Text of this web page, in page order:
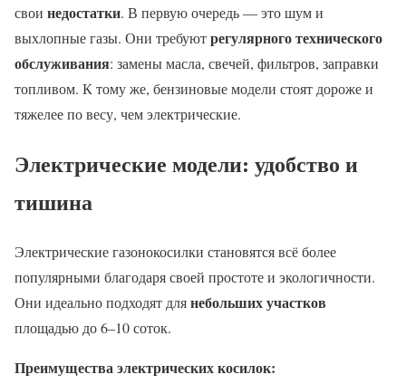
свои недостатки. В первую очередь — это шум и
выхлопные газы. Они требуютрегулярного технического
обслуживания: замены масла, свечей, фильтров, заправки
топливом. К тому же, бензиновые модели стоят дороже и
тяжелее по весу, чем электрические.
Электрические модели: удобство и
тишина
Электрические газонокосилки становятся всё более
популярными благодаря своей простоте и экологичности.
Они идеально подходят длянебольших участков
площадью до 6–10 соток.
Преимущества электрических косилок: